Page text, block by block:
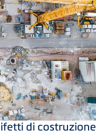
di costruzione